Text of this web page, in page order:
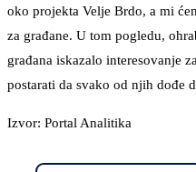
oko projekta Velje Brdo, a mi
za građane. U tom pogledu,
građana iskazalo interesovanje
postarati da svako od njih dođe
Izvor: Portal Analitika